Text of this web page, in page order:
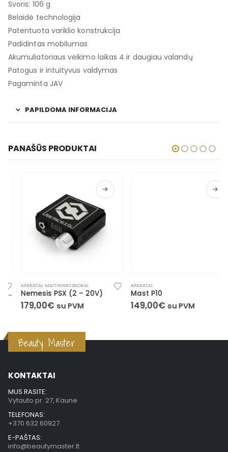
Svoris: 106 g
Belaidė technologija
Patentuota variklio konstrukcija
Padidintas mobilumas
Akumuliatoriaus veikimo laikas 4 ir daugiau valandų
Patogus ir intuityvus valdymas
Pagaminta JAV
PAPILDOMA INFORMACIJA
PANAŠŪS PRODUKTAI
APARATAI,MAITINIMO BLOKAI
Nemesis PSX (2 – 20V)
179,00€ su PVM
APARATAI
Mast P10
149,00€ su PVM
Beauty Master
KONTAKTAI
MUS RASITE:
Vytauto pr. 27, Kaune
TELEFONAS:
+370 632 60927
E-PAŠTAS:
info@beautymaster.lt